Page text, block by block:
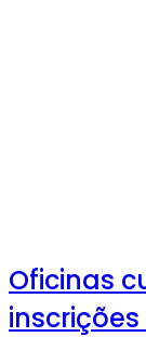
Oficinas